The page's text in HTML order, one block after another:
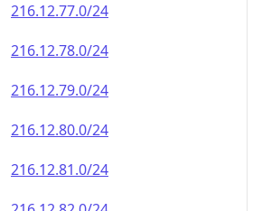
216.12.77.0/24
216.12.78.0/24
216.12.79.0/24
216.12.80.0/24
216.12.81.0/24